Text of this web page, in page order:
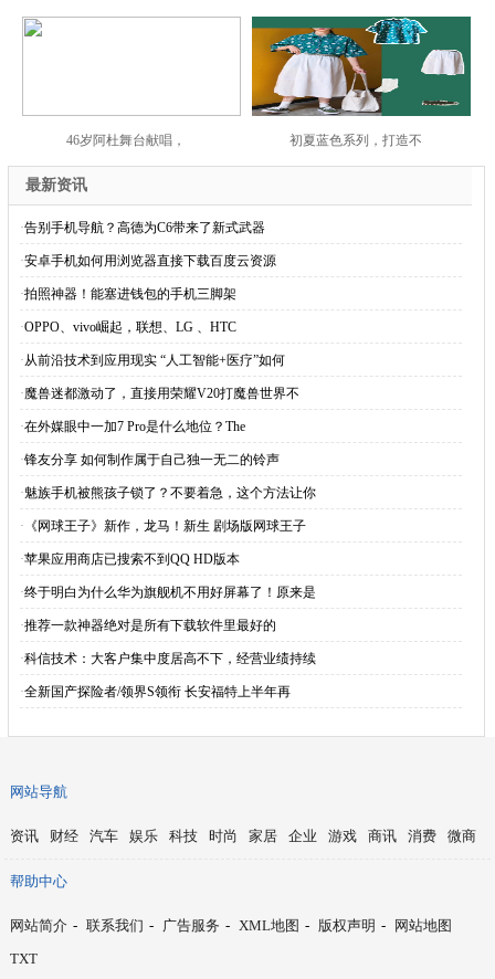
46岁阿杜舞台献唱， 初夏蓝色系列，打造不
最新资讯
·告别手机导航？高德为C6带来了新式武器
·安卓手机如何用浏览器直接下载百度云资源
·拍照神器！能塞进钱包的手机三脚架
·OPPO、vivo崛起，联想、LG 、HTC
·从前沿技术到应用现实 “人工智能+医疗”如何
·魔兽迷都激动了，直接用荣耀V20打魔兽世界不
·在外媒眼中一加7 Pro是什么地位？The
·锋友分享 如何制作属于自己独一无二的铃声
·魅族手机被熊孩子锁了？不要着急，这个方法让你
· 《网球王子》新作，龙马！新生 剧场版网球王子
·苹果应用商店已搜索不到QQ HD版本
·终于明白为什么华为旗舰机不用好屏幕了！原来是
·推荐一款神器绝对是所有下载软件里最好的
·科信技术：大客户集中度居高不下，经营业绩持续
·全新国产探险者/领界S领衔 长安福特上半年再
网站导航
资讯 财经 汽车 娱乐 科技 时尚 家居 企业 游戏 商讯 消费 微商
帮助中心
网站简介 - 联系我们 - 广告服务 - XML地图 - 版权声明 -
网站地图
TXT